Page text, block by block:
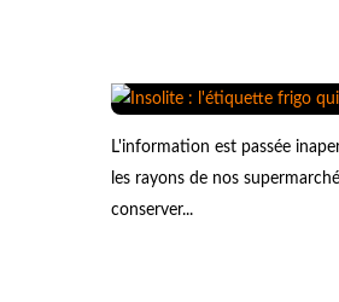
L'information est passée
les rayons de nos
conserver...